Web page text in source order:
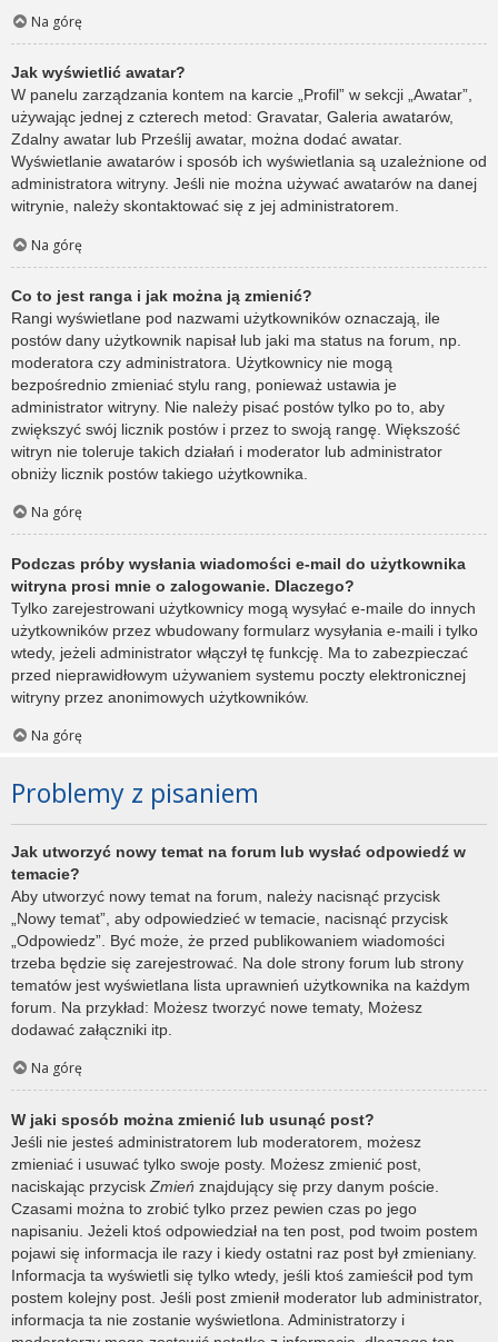
Na górę
Jak wyświetlić awatar?
W panelu zarządzania kontem na karcie „Profil” w sekcji „Awatar”,
używając jednej z czterech metod: Gravatar, Galeria awatarów,
Zdalny awatar lub Prześlij awatar, można dodać awatar.
Wyświetlanie awatarów i sposób ich wyświetlania są uzależnione od
administratora witryny. Jeśli nie można używać awatarów na danej
witrynie, należy skontaktować się z jej administratorem.
Na górę
Co to jest ranga i jak można ją zmienić?
Rangi wyświetlane pod nazwami użytkowników oznaczają, ile
postów dany użytkownik napisał lub jaki ma status na forum, np.
moderatora czy administratora. Użytkownicy nie mogą
bezpośrednio zmieniać stylu rang, ponieważ ustawia je
administrator witryny. Nie należy pisać postów tylko po to, aby
zwiększyć swój licznik postów i przez to swoją rangę. Większość
witryn nie toleruje takich działań i moderator lub administrator
obniży licznik postów takiego użytkownika.
Na górę
Podczas próby wysłania wiadomości e-mail do użytkownika
witryna prosi mnie o zalogowanie. Dlaczego?
Tylko zarejestrowani użytkownicy mogą wysyłać e-maile do innych
użytkowników przez wbudowany formularz wysyłania e-maili i tylko
wtedy, jeżeli administrator włączył tę funkcję. Ma to zabezpieczać
przed nieprawidłowym używaniem systemu poczty elektronicznej
witryny przez anonimowych użytkowników.
Na górę
Problemy z pisaniem
Jak utworzyć nowy temat na forum lub wysłać odpowiedź w
temacie?
Aby utworzyć nowy temat na forum, należy nacisnąć przycisk
„Nowy temat”, aby odpowiedzieć w temacie, nacisnąć przycisk
„Odpowiedz”. Być może, że przed publikowaniem wiadomości
trzeba będzie się zarejestrować. Na dole strony forum lub strony
tematów jest wyświetlana lista uprawnień użytkownika na każdym
forum. Na przykład: Możesz tworzyć nowe tematy, Możesz
dodawać załączniki itp.
Na górę
W jaki sposób można zmienić lub usunąć post?
Jeśli nie jesteś administratorem lub moderatorem, możesz
zmieniać i usuwać tylko swoje posty. Możesz zmienić post,
naciskając przycisk Zmień znajdujący się przy danym poście.
Czasami można to zrobić tylko przez pewien czas po jego
napisaniu. Jeżeli ktoś odpowiedział na ten post, pod twoim postem
pojawi się informacja ile razy i kiedy ostatni raz post był zmieniany.
Informacja ta wyświetli się tylko wtedy, jeśli ktoś zamieścił pod tym
postem kolejny post. Jeśli post zmienił moderator lub administrator,
informacja ta nie zostanie wyświetlona. Administratorzy i